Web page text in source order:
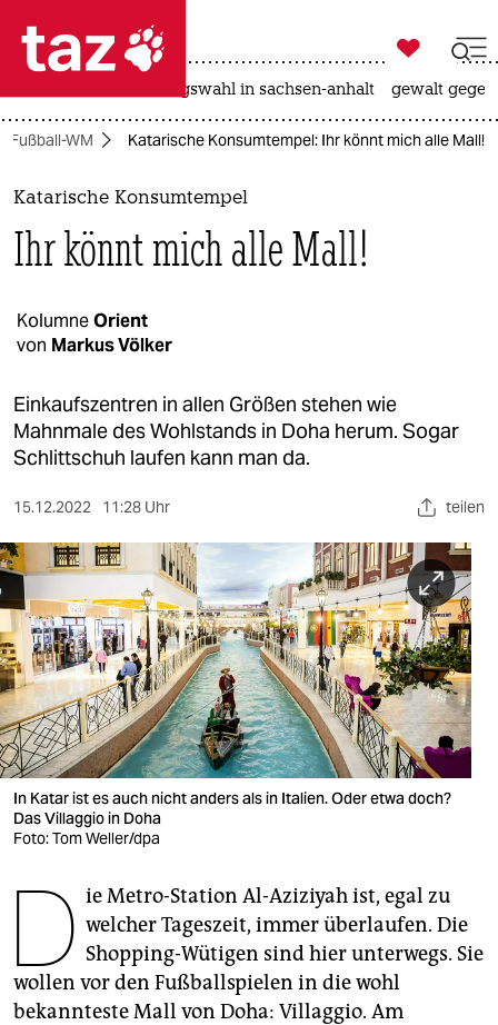
 taz zahl ich
taz zahl ich
themen
politik
gesellschaft
kultur
sport
berlin
nord
wahrheit
verlag
verlag
veranstaltungen
shop
fragen & hilfe
genossenschaft
epaper login

taz zahl ich
landtagswahl in sachsen-anhalt gewalt
Fußball-WM Katarische Konsumtempel: Ihr könnt mich alle Mall!
Katarische Konsumtempel
Ihr könnt mich alle Mall!
KolumneOrient
von Markus Völker
Einkaufszentren in allen Größen stehen wie
Mahnmale des Wohlstands in Doha herum. Sogar
Schlittschuh laufen kann man da.
15.12.2022 11:28 Uhr teilen
In Katar ist es auch nicht anders als in Italien. Oder etwa doch?
Das Villaggio in Doha
Foto: Tom Weller/dpa
D ie Metro-Station Al-Aziziyah ist, egal zu
welcher Tageszeit, immer überlaufen. Die
Shopping-Wütigen sind hier unterwegs. Sie
wollen vor den Fußballspielen in die wohl
bekannteste Mall von Doha: Villaggio. Am